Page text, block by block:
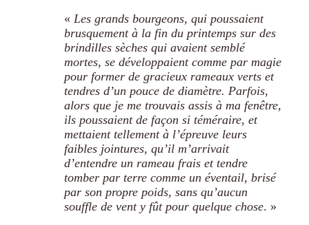
« Les grands bourgeons, qui poussaient
brusquement à la fin du printemps sur des
brindilles sèches qui avaient semblé
mortes, se développaient comme par magie
pour former de gracieux rameaux verts et
tendres d’un pouce de diamètre. Parfois,
alors que je me trouvais assis à ma fenêtre,
ils poussaient de façon si téméraire, et
mettaient tellement à l’épreuve leurs
faibles jointures, qu’il m’arrivait
d’entendre un rameau frais et tendre
tomber par terre comme un éventail, brisé
par son propre poids, sans qu’aucun
souffle de vent y fût pour quelque chose. »